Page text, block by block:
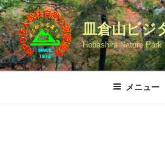
コ
ン
テ
ン
ツ
皿倉山ビジ
Hobashira Nature
メニュー